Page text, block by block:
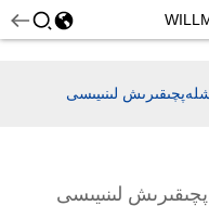
لىنىيىسى
لىنىيىسى